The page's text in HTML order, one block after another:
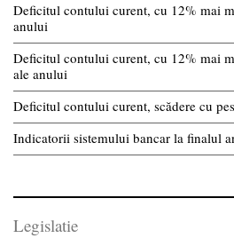
Deficitul contului curent, cu 12% mai
anului
Deficitul contului curent, cu 12% mai
ale anului
Deficitul contului curent, scădere cu
Indicatorii sistemului bancar la finalul
Legislatie